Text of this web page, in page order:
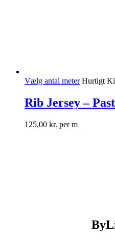
Vælg antal meter Hurtigt
Rib Jersey –
125,00 kr. per m